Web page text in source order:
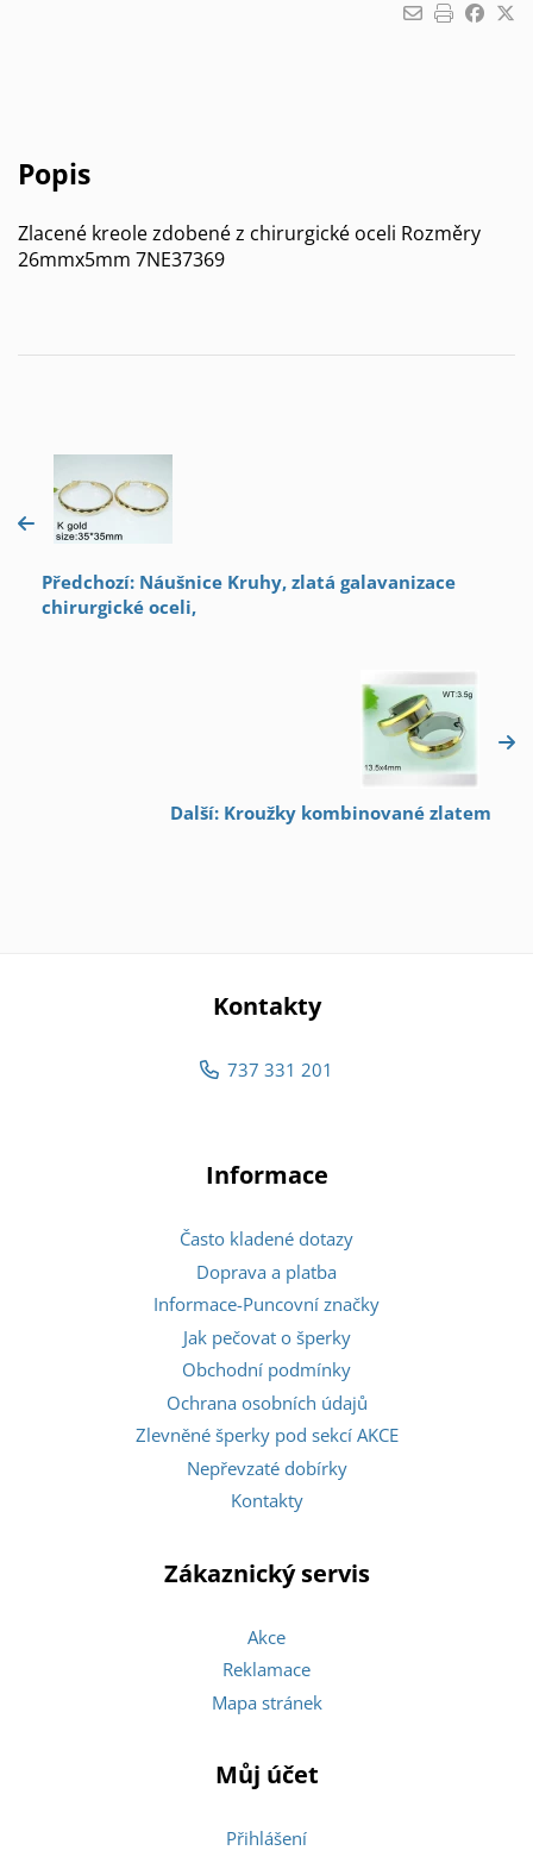
Popis
Zlacené kreole zdobené z chirurgické oceli Rozměry
26mmx5mm 7NE37369
Předchozí: Náušnice Kruhy, zlatá galavanizace
chirurgické oceli,
Další: Kroužky kombinované zlatem
Kontakty
737 331 201
Informace
Často kladené dotazy
Doprava a platba
Informace-Puncovní značky
Jak pečovat o šperky
Obchodní podmínky
Ochrana osobních údajů
Zlevněné šperky pod sekcí AKCE
Nepřevzaté dobírky
Kontakty
Zákaznický servis
Akce
Reklamace
Mapa stránek
Můj účet
Přihlášení